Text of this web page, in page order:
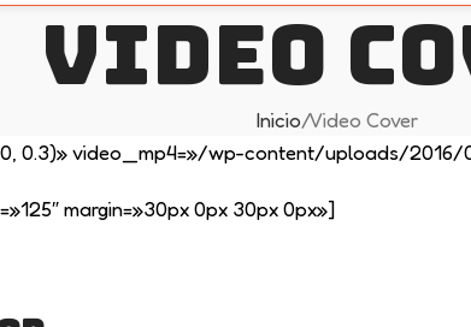
Video
Inicio Video Cover
0.3)» video_mp4=»/wp-content/uploads/2016/
margin=»30px 0px 30px 0px»]